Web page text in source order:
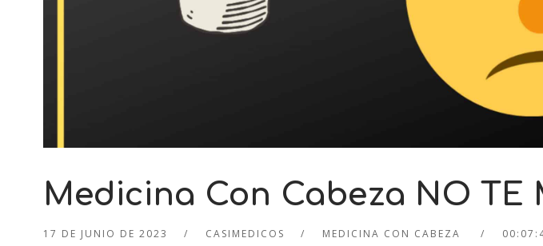
Medicina Con Cabeza NO TE
17 DE JUNIO DE 2023 CASIMEDICOS MEDICINA CON CABEZA